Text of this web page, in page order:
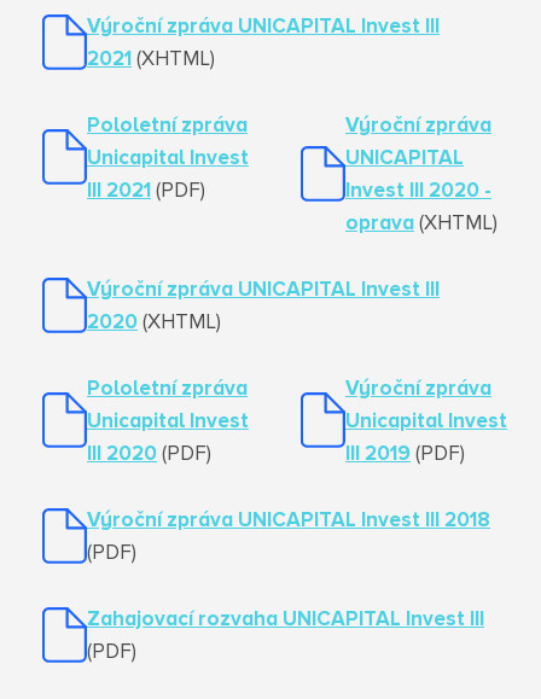
Výroční zpráva UNICAPITAL Invest III
2021 (XHTML)
Pololetní zpráva
Unicapital Invest
III 2021 (PDF)
Výroční zpráva
UNICAPITAL
Invest III 2020 -
oprava (XHTML)
Výroční zpráva UNICAPITAL Invest III
2020 (XHTML)
Pololetní zpráva
Unicapital Invest
III 2020 (PDF)
Výroční zpráva
Unicapital Invest
III 2019 (PDF)
Výroční zpráva UNICAPITAL Invest III 2018
(PDF)
Zahajovací rozvaha UNICAPITAL Invest III
(PDF)